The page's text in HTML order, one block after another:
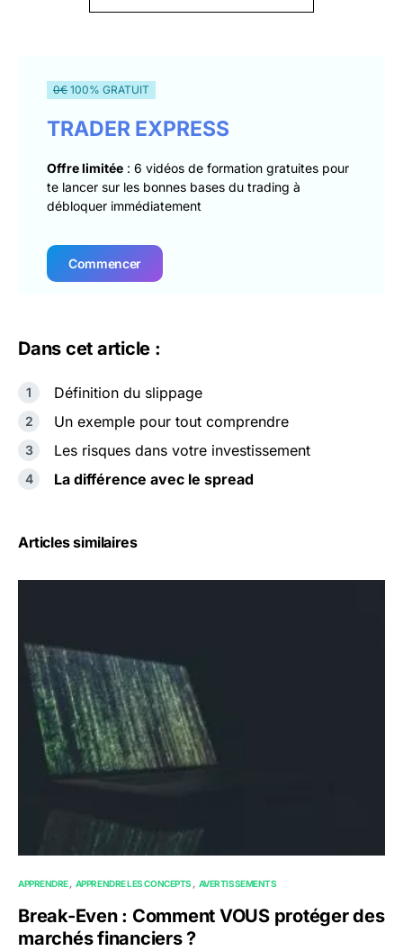
0€100% GRATUIT
TRADER EXPRESS
Offre limitée : 6 vidéos de formation gratuites pour
te lancer sur les bonnes bases du trading à
débloquer immédiatement
Commencer
Dans cet article :
Définition du slippage
Un exemple pour tout comprendre
Les risques dans votre investissement
La différence avec le spread
Articles similaires
APPRENDRE APPRENDRE LES CONCEPTS AVERTISSEMENTS
Break-Even : Comment VOUS protéger des
marchés financiers ?